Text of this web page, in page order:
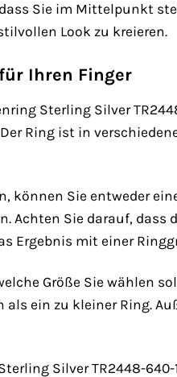
Sie im Mittelpunkt
Look zu kreieren.
Ihren Finger
Sterling Silver
Ring ist in
können Sie entweder
Achten Sie darauf,
Ergebnis mit einer
Größe Sie wählen
ein zu kleiner Ring.
Silver TR2448-